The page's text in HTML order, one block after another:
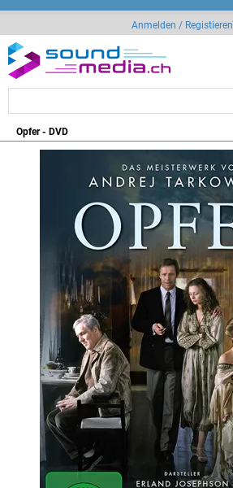
Anmelden / Registieren
Opfer - DVD